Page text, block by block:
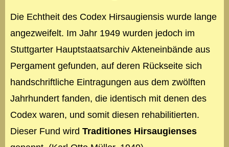
Die Echtheit des Codex Hirsaugiensis wurde lange
angezweifelt. Im Jahr 1949 wurden jedoch im
Stuttgarter Hauptstaatsarchiv Akteneinbände aus
Pergament gefunden, auf deren Rückseite sich
handschriftliche Eintragungen aus dem zwölften
Jahrhundert fanden, die identisch mit denen des
Codex waren, und somit diesen rehabilitierten.
Dieser Fund wird Traditiones Hirsaugienses